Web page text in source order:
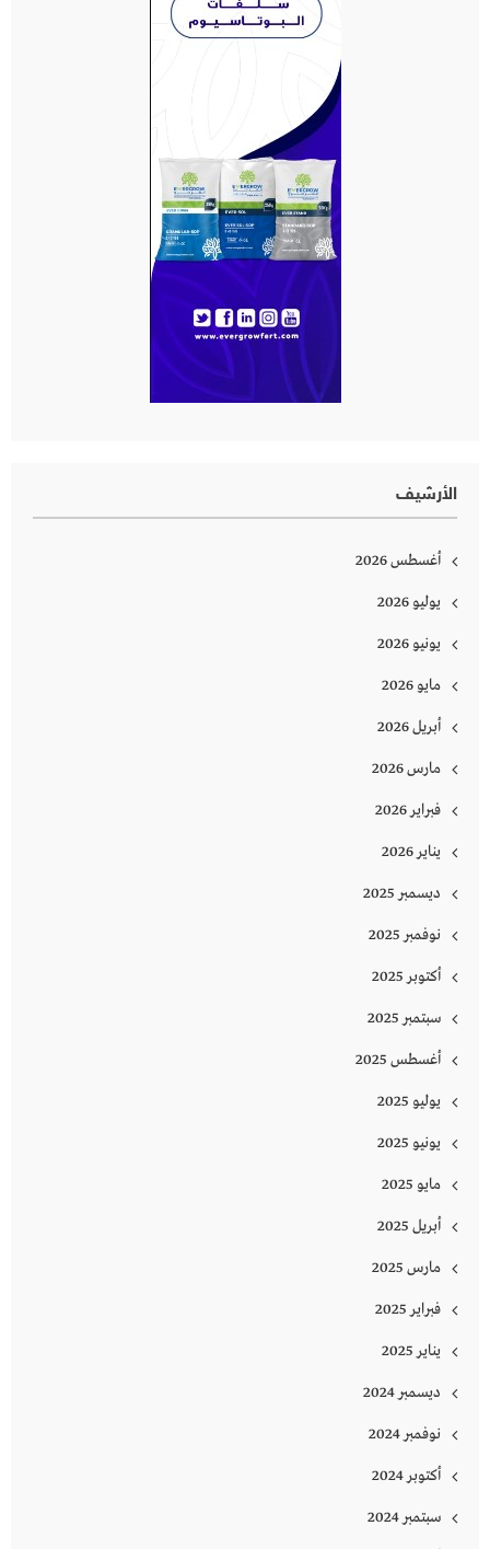
الأرشيف
أغسطس 2026
يوليو 2026
يونيو 2026
مايو 2026
أبريل 2026
مارس 2026
فبراير 2026
يناير 2026
ديسمبر 2025
نوفمبر 2025
أكتوبر 2025
سبتمبر 2025
أغسطس 2025
يوليو 2025
يونيو 2025
مايو 2025
أبريل 2025
مارس 2025
فبراير 2025
يناير 2025
ديسمبر 2024
نوفمبر 2024
أكتوبر 2024
سبتمبر 2024